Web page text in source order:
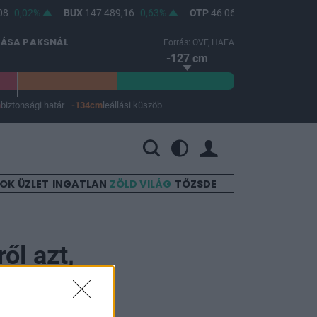
0,02% BUX147 489,16 0,63% OTP 46 060
PAKSNÁL Forrás: OVF, HAEA
-127 cm
biztonsági határ -134cm leállási küszöb
ÜZLET INGATLAN ZÖLD VILÁG TŐZSDE
azt,